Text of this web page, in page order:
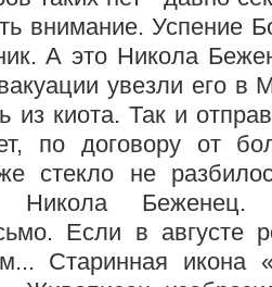
внимание. Успение
А это Никола
увезли его в
из киота. Так и
по договору от
стекло не
Никола Беженец.
Если в августе
Старинная икона